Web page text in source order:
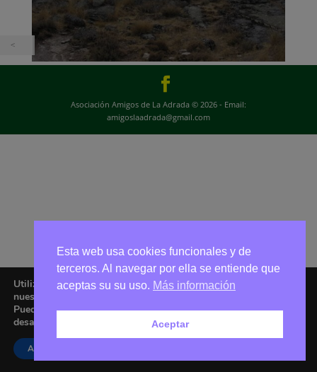
Asociación Amigos de La Adrada © 2026 - Email:
amigoslaadrada@gmail.com
Utilizamos cookies para ofrecerte la mejor experiencia en
nuestra web.
Puedes aprender más sobre qué cookies utilizamos o
desactivarlas en los
Aceptar
Esta web usa cookies funcionales y de
terceros. Al navegar por ella se entiende que
aceptas su su uso. Más información
Aceptar